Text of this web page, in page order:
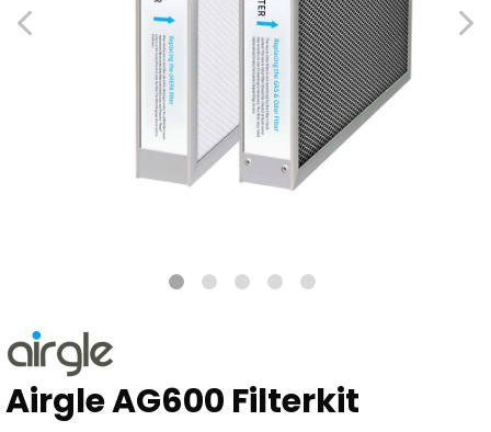
Airgle AG600 Filterkit